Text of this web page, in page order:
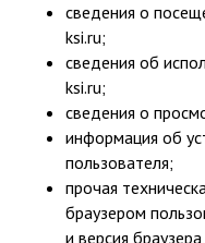
сведения о
ksi.ru;
сведения об
ksi.ru;
сведения о
информация об
пользователя;
прочая
браузером
и версия